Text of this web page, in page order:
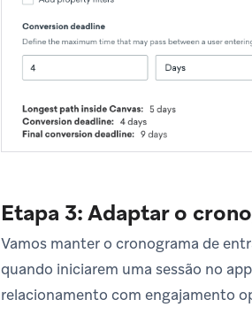
Etapa 3: Adaptar o
Vamos manter o cronograma de
quando iniciarem uma sessão no
relacionamento com engajamento